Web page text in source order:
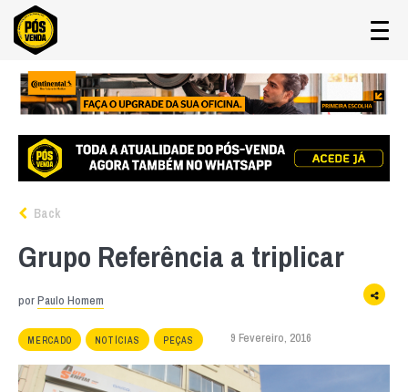
Back
Grupo Referência a triplicar
porPaulo Homem
MERCADO NOTÍCIAS PEÇAS 9 Fevereiro, 2016